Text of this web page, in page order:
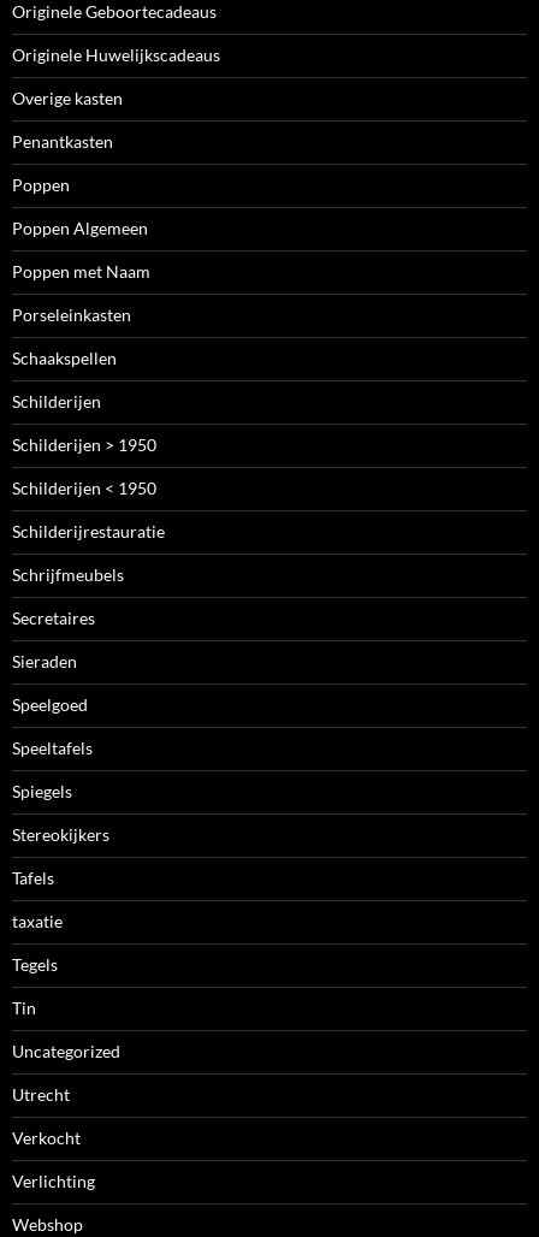
Originele Geboortecadeaus
Originele Huwelijkscadeaus
Overige kasten
Penantkasten
Poppen
Poppen Algemeen
Poppen met Naam
Porseleinkasten
Schaakspellen
Schilderijen
Schilderijen > 1950
Schilderijen < 1950
Schilderijrestauratie
Schrijfmeubels
Secretaires
Sieraden
Speelgoed
Speeltafels
Spiegels
Stereokijkers
Tafels
taxatie
Tegels
Tin
Uncategorized
Utrecht
Verkocht
Verlichting
Webshop